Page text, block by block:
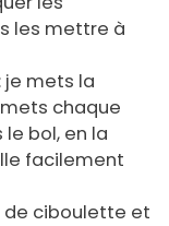
les mettre à
je mets la
chaque
bol, en la
facilement
de ciboulette et